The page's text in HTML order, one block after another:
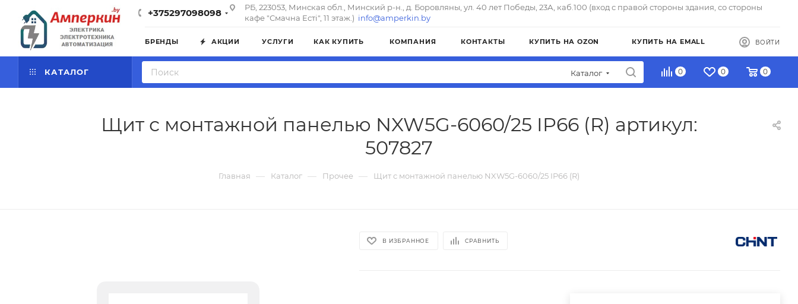
+375297098098
РБ, 223053, Минская обл., Минский р-н., д. Боровляны, ул. 40 лет Победы, 23А, каб.100 (вход с правой стороны здания, со стороны
кафе "Смачна Естi", 11 этаж.) info@amperkin.by
БРЕНДЫ АКЦИИ УСЛУГИ КАК КУПИТЬ КОМПАНИЯ КОНТАКТЫ КУПИТЬ НА OZON КУПИТЬ НА EMALL ВОЙТИ
КАТАЛОГ Каталог 0 0 0
Щит с монтажной панелью NXW5G-6060/25 IP66 (R) артикул:
507827
Главная — Каталог — Прочее — Щит с монтажной панелью NXW5G-6060/25 IP66 (R)
В ИЗБРАННОЕ СРАВНИТЬ